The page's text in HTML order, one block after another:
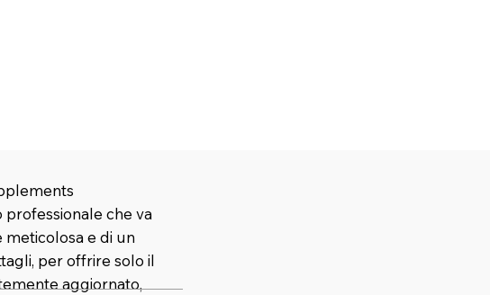
che va
meticolosa e di un
per offrire solo il
aggiornato,